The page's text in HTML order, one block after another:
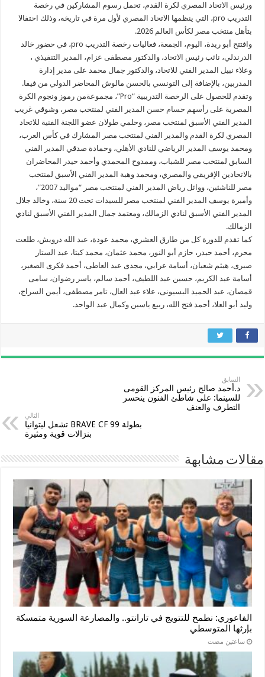
ورئيس الاتحاد المصري لكرة القدم، تحمل رسوم المشاركين في رخصة
التدريب pro، التي ينظمها الاتحاد المصري لأول مرة في تاريخه، وذلك احتفالا
بتأهل منتخب مصر لكأس العالم 2026.
وافتتح أبو ريدة، اليوم، الجمعة، فعاليات رخصة التدريب pro، في حضور خالد
الدرندلي، نائب رئيس الاتحاد، والدكتور مصطفى عزام، المدير التنفيذي ،
وعلاء نبيل المدير الفني للاتحاد، والدكتور جمال محمد على مدير إدارة
المدربين، بالإضافة إلى التونسي بالحسن مالوش المحاضر الدولي من فيفا.
وتقدم للحصول على الرخصة التدريبية “Pro”، مجموعةمن رموز ونجوم الكرة
المصرية على رأسهم حسام حسن المدير الفني لمنتخب مصر، وشوقي غريب
المدير الفني الأسبق لمنتخب مصر، وحلمي طولان عضو اللجنة الفنية للاتحاد
المصري لكرة القدم والمدير الفني لمنتخب مصر المشارك في كأس العرب،
ومحمد يوسف المدير الرياضي للنادي الأهلي، وحمادة صدقي المدير الفني
السابق لمنتخب مصر للشباب، وممدوح المحمدي وأحمد حيدر المحاضران
بالاتحادين الإفريقي والمصري، ومحمد وهبة المدير الفني الأسبق لمنتخب
مصر للناشئين، ووائل رياض المدير الفني لمنتخب مصر “مواليد 2007″،
وأميرة يوسف المدير الفني لمنتخب مصر للسيدات تحت 20 سنة، وخالد جلال
المدير الفني الأسبق لنادي الزمالك، ومعتمد جمال المدير الفني الأسبق لنادي
الزمالك.
كما تقدم للدورة كل من طارق العشري، محمد عودة، عبد الله درويش، طلعت
محرم، أحمد حيدر، حازم أبو النور، محمد عثمان، محمد كيتا، عبد الستار
صبرى، هيثم شعبان، أسامة عرابي، مجدى عبد العاطى، أحمد فكرى الصغير،
أسامة عبد الكريم، حسين عبد اللطيف، أحمد سالم، ياسر رضوان، سامى
قمصان، عبد الحميد البسيونى، علاء عبد العال، تامر مصطفى، أيمن السراج،
وليد أبو العلا، أحمد فتح الله، ربيع ياسين وكمال عبد الواحد.
السابق
د.أحمد صالح رئيس المركز القومى
للسينما: على شاطئ الفنون ينحسر
التطرف والعنف
التالي
بطولة BRAVE CF 99 تشعل ليتوانيا
بنزالات قوية ومثيرة
مقالات مشابهة
الفاعوري: نطمح للتتويج في تارانتو.. والمصارعة السورية متمسكة
بإرثها المتوسطي
‏ساعتين مضت